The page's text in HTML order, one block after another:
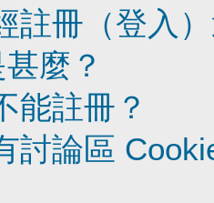
註冊（登入
麼？
能註冊？
討論區